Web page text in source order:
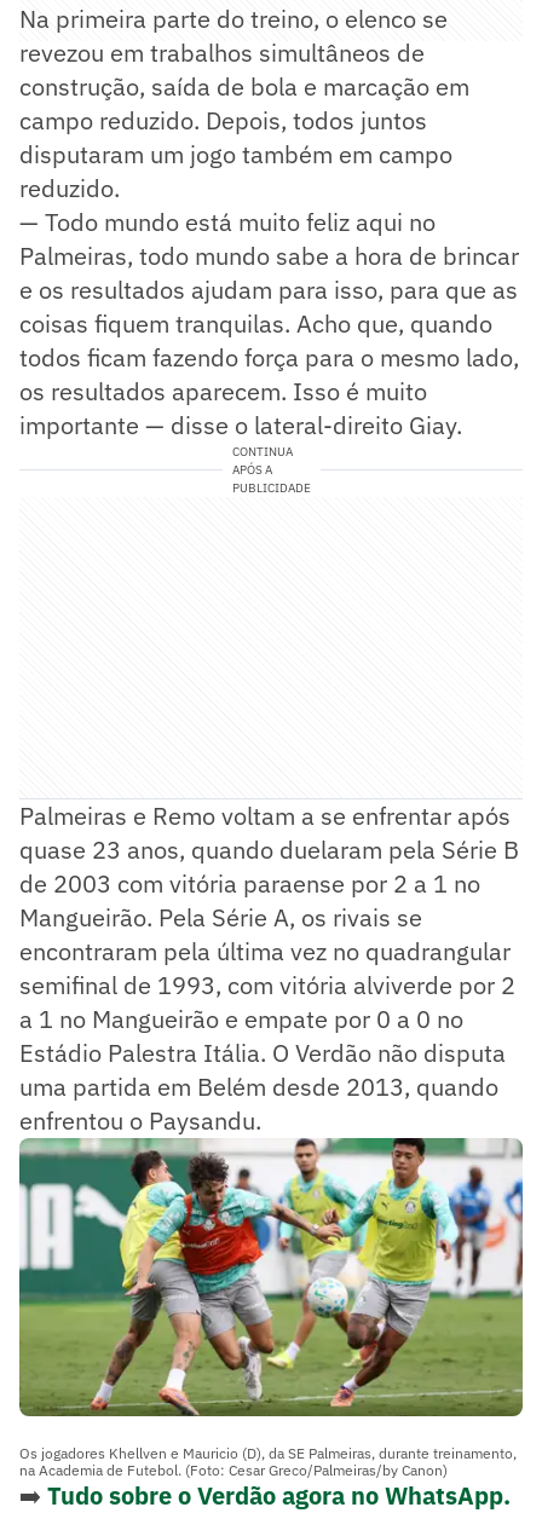
Na primeira parte do treino, o elenco se
revezou em trabalhos simultâneos de
construção, saída de bola e marcação em
campo reduzido. Depois, todos juntos
disputaram um jogo também em campo
reduzido.
— Todo mundo está muito feliz aqui no
Palmeiras, todo mundo sabe a hora de brincar
e os resultados ajudam para isso, para que as
coisas fiquem tranquilas. Acho que, quando
todos ficam fazendo força para o mesmo lado,
os resultados aparecem. Isso é muito
importante — disse o lateral-direito Giay.
CONTINUA
APÓS A
PUBLICIDADE
Palmeiras e Remo voltam a se enfrentar após
quase 23 anos, quando duelaram pela Série B
de 2003 com vitória paraense por 2 a 1 no
Mangueirão. Pela Série A, os rivais se
encontraram pela última vez no quadrangular
semifinal de 1993, com vitória alviverde por 2
a 1 no Mangueirão e empate por 0 a 0 no
Estádio Palestra Itália. O Verdão não disputa
uma partida em Belém desde 2013, quando
enfrentou o Paysandu.
Os jogadores Khellven e Mauricio (D), da SE Palmeiras, durante treinamento,
na Academia de Futebol. (Foto: Cesar Greco/Palmeiras/by Canon)
➡️ Tudo sobre o Verdão agora no WhatsApp.